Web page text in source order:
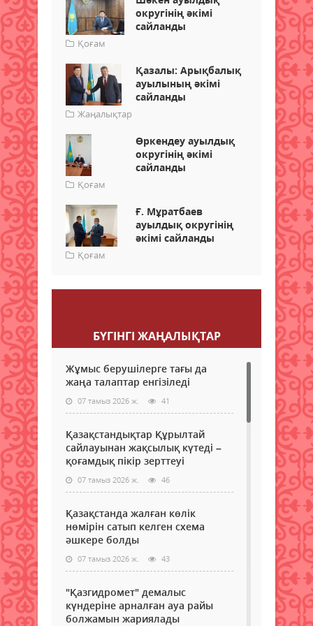
округінің әкімі
сайланды
Қоғам
Қазалы: Арықбалық
ауылының әкімі
сайланды
Жаңалықтар
Өркендеу ауылдық
округінің әкімі
сайланды
Қоғам
Ғ. Мұратбаев
ауылдық округінің
әкімі сайланды
Қоғам
БҮГІНГI ЖАҢАЛЫҚТАР
Жұмыс берушілерге тағы да
жаңа талаптар енгізіледі
07 тамыз 2026 ж. 41
Қазақстандықтар Құрылтай
сайлауынан жақсылық күтеді –
қоғамдық пікір зерттеуі
07 тамыз 2026 ж. 46
Қазақстанда жалған көлік
нөмірін сатып келген схема
әшкере болды
07 тамыз 2026 ж. 43
"Қазгидромет" демалыс
күндеріне арналған ауа райы
болжамын жариялады